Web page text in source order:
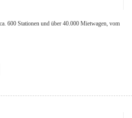
600 Stationen und über 40.000 Mietwagen, vom